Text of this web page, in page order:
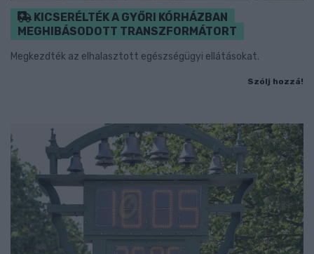
KICSERÉLTÉK A GYŐRI KÓRHÁZBAN
MEGHIBÁSODOTT TRANSZFORMÁTORT
Megkezdték az elhalasztott egészségügyi ellátásokat.
Szólj hozzá!